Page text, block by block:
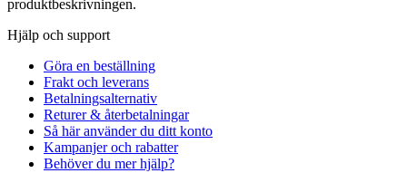
produktbeskrivningen.
Hjälp och support
Göra en beställning
Frakt och leverans
Betalningsalternativ
Returer & återbetalningar
Så här använder du ditt konto
Kampanjer och rabatter
Behöver du mer hjälp?